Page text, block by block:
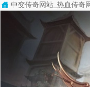
中变传奇网站_热血传奇
中变传奇网站
传奇，变态传奇，单职业